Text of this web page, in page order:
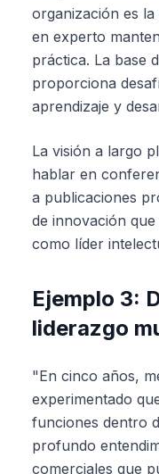
organización es
en experto
práctica. La base
proporciona
aprendizaje y
La visión a largo
hablar en
a publicaciones
de innovación
como líder
Ejemplo 3:
liderazgo
"En cinco años,
experimentado
funciones dentro
profundo
comerciales que